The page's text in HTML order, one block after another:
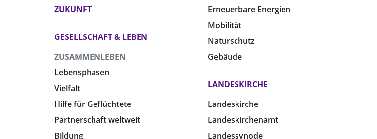
ZUKUNFT
GESELLSCHAFT & LEBEN
ZUSAMMENLEBEN
Lebensphasen
Vielfalt
Hilfe für Geflüchtete
Partnerschaft weltweit
Bildung
Erneuerbare Energien
Mobilität
Naturschutz
Gebäude
LANDESKIRCHE
Landeskirche
Landeskirchenamt
Landessynode